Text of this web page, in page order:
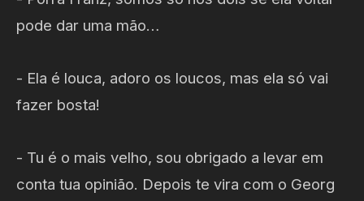
pode dar uma mão…
- Ela é louca, adoro os loucos, mas ela só vai
fazer bosta!
- Tu é o mais velho, sou obrigado a levar em
conta tua opinião. Depois te vira com o Georg